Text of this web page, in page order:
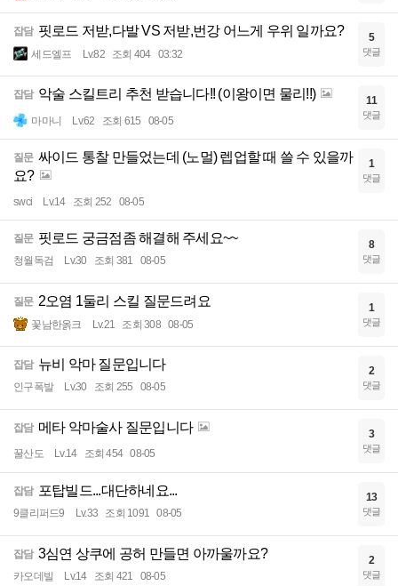
잡담 핏로드 저받,다발 VS 저받,번강 어느게 우위 일까요?
세드엘프 Lv.82 조회 404 03:32
5
댓글
잡담 악술 스킬트리 추천 받습니다!! (이왕이면 물리!!)
마마니 Lv.62 조회 615 08-05
11
댓글
질문 싸이드 통찰 만들었는데 (노멀) 렙업할 때 쓸 수 있을까
요?
swci Lv.14 조회 252 08-05
1
댓글
질문 핏로드 궁금점좀 해결해 주세요~~
청월독검 Lv.30 조회 381 08-05
8
댓글
질문 2오염 1둘리 스킬 질문드려요
꽃남한옭크 Lv.21 조회 308 08-05
1
댓글
잡담 뉴비 악마 질문입니다
인구폭발 Lv.30 조회 255 08-05
2
댓글
잡담 메타 악마술사 질문입니다
꿀산도 Lv.14 조회 454 08-05
3
댓글
잡담 포탑빌드...대단하네요...
9클리퍼드9 Lv.33 조회 1091 08-05
13
댓글
잡담 3심연 상쿠에 공허 만들면 아까울까요?
카오데빌 Lv.14 조회 421 08-05
2
댓글